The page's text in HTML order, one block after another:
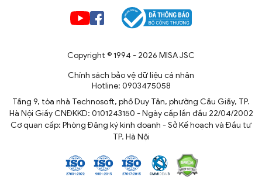
Copyright © 1994 - 2026 MISA JSC
Chính sách bảo vệ dữ liệu cá nhân
Hotline: 0903475058
Tầng 9, tòa nhà Technosoft, phố Duy Tân, phường Cầu Giấy, TP.
Hà Nội Giấy CNĐKKD: 0101243150 - Ngày cấp lần đầu 22/04/2002
Cơ quan cấp: Phòng Đăng ký kinh doanh - Sở Kế hoạch và Đầu tư
TP. Hà Nội